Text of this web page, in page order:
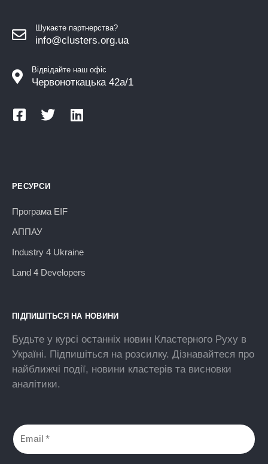
Шукаєте партнерства?
info@clusters.org.ua
Відвідайте наш офіс
Червоноткацька 42а/1
РЕСУРСИ
Програма EIF
АППАУ
Industry 4 Ukraine
Land 4 Developers
ПІДПИШІТЬСЯ НА НОВИНИ
Будьте у курсі останніх новин Кластерного Руху в
Україні. Підпишіться на розсилку. Дізнавайтеся про
найближчі події, новини кластерів та висновки
аналітики.